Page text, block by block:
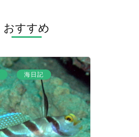
おすすめ
、 海日記